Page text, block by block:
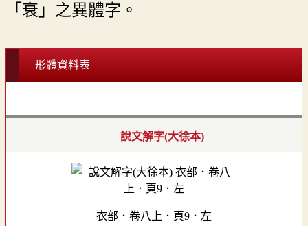
「衰」之異體字。
形體資料表
說文解字(大徐本)
衣部．卷八上．頁9．左